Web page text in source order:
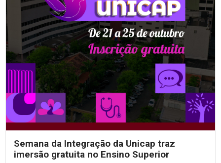
Semana da Integração da Unicap traz
imersão gratuita no Ensino Superior